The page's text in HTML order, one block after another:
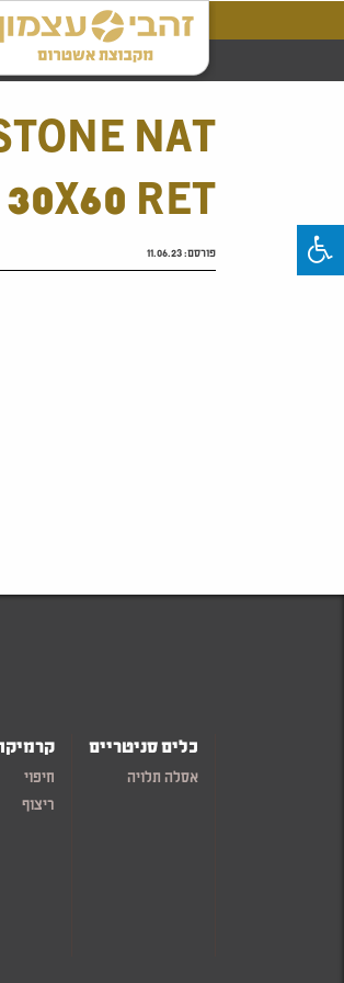
NAT
30X60 RET
פורסם:11.06.23
כלים סניטריים
אסלה תלויה
חיפוי
ריצוף